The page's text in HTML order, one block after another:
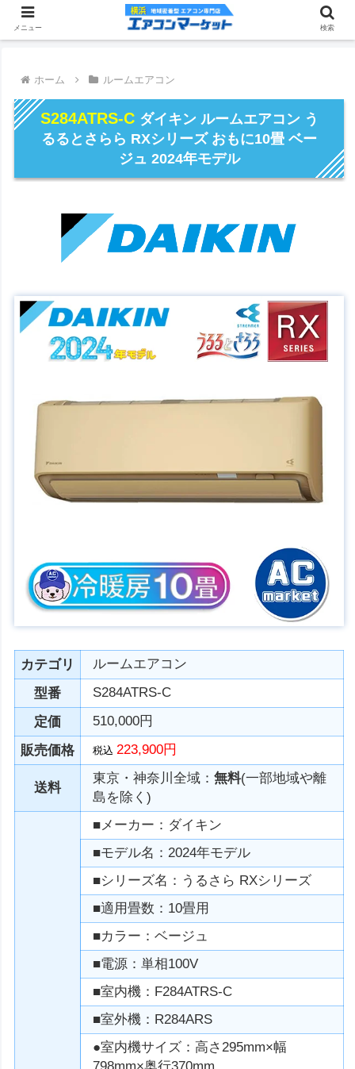
ホーム ルームエアコン
S284ATRS-C ダイキン ルームエアコン う
るるとさらら RXシリーズ おもに10畳 ベー
ジュ 2024年モデル
カテゴリ
ルームエアコン
型番
S284ATRS-C
定価
510,000円
販売価格
税込223,900円
送料
東京・神奈川全域：無料(一部地域や離
島を除く)
■メーカー：ダイキン
■モデル名：2024年モデル
■シリーズ名：うるさら RXシリーズ
■適用畳数：10畳用
■カラー：ベージュ
■電源：単相100V
■室内機：F284ATRS-C
■室外機：R284ARS
●室内機サイズ：高さ295mm×幅
メニュー 検索